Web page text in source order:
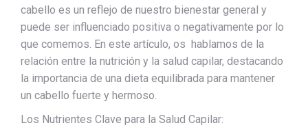
cabello es un reflejo de nuestro bienestar general y
puede ser influenciado positiva o negativamente por lo
que comemos. En este artículo, os hablamos de la
relación entre la nutrición y la salud capilar, destacando
la importancia de una dieta equilibrada para mantener
un cabello fuerte y hermoso.
Los Nutrientes Clave para la Salud Capilar: